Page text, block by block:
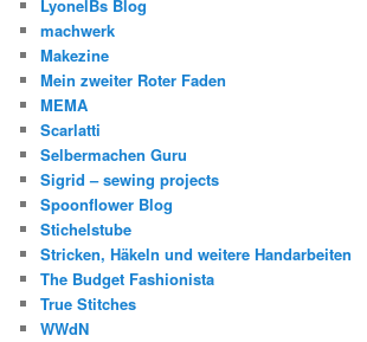
LyonelBs Blog
machwerk
Makezine
Mein zweiter Roter Faden
MEMA
Scarlatti
Selbermachen Guru
Sigrid – sewing projects
Spoonflower Blog
Stichelstube
Stricken, Häkeln und weitere Handarbeiten
The Budget Fashionista
True Stitches
WWdN